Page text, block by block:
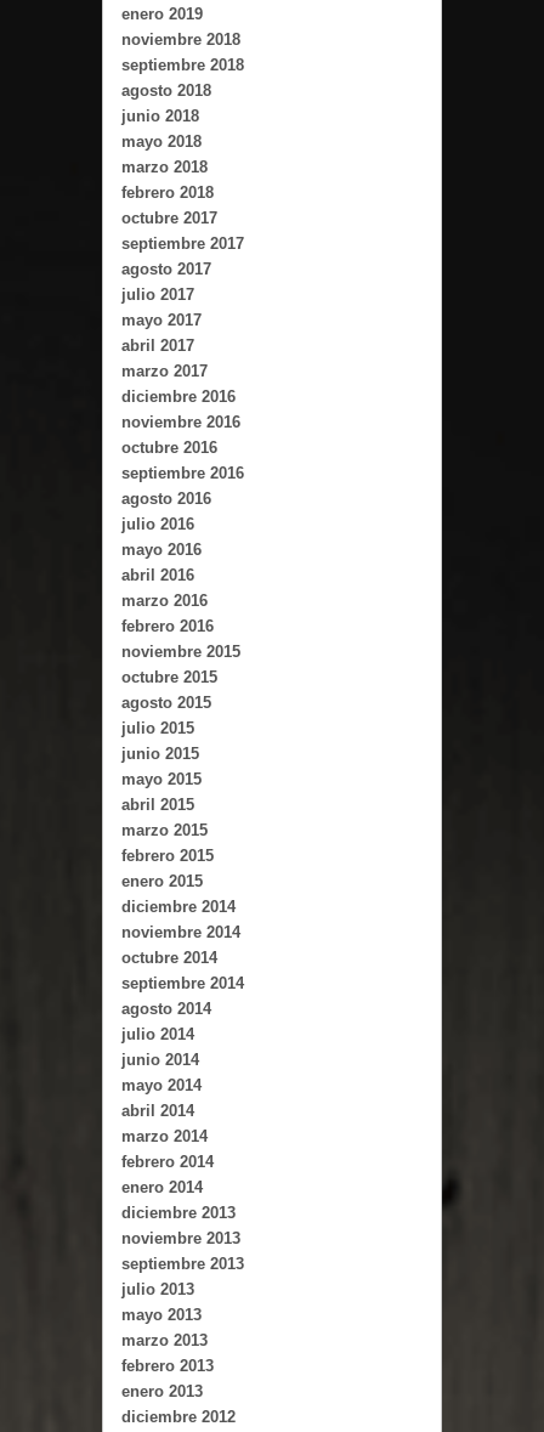
enero 2019
noviembre 2018
septiembre 2018
agosto 2018
junio 2018
mayo 2018
marzo 2018
febrero 2018
octubre 2017
septiembre 2017
agosto 2017
julio 2017
mayo 2017
abril 2017
marzo 2017
diciembre 2016
noviembre 2016
octubre 2016
septiembre 2016
agosto 2016
julio 2016
mayo 2016
abril 2016
marzo 2016
febrero 2016
noviembre 2015
octubre 2015
agosto 2015
julio 2015
junio 2015
mayo 2015
abril 2015
marzo 2015
febrero 2015
enero 2015
diciembre 2014
noviembre 2014
octubre 2014
septiembre 2014
agosto 2014
julio 2014
junio 2014
mayo 2014
abril 2014
marzo 2014
febrero 2014
enero 2014
diciembre 2013
noviembre 2013
septiembre 2013
julio 2013
mayo 2013
marzo 2013
febrero 2013
enero 2013
diciembre 2012